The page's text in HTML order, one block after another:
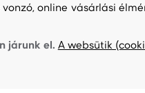
online vásárlási
járunk el. A websütik